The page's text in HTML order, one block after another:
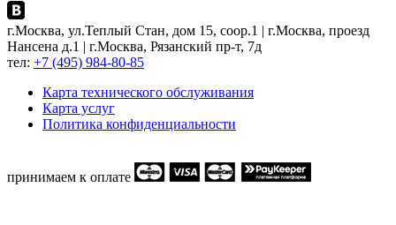
г.Москва, ул.Теплый Стан, дом 15, соор.1 | г.Москва, проезд
Нансена д.1 | г.Москва, Рязанский пр-т, 7д
тел: +7 (495) 984-80-85
Карта технического обслуживания
Карта услуг
Политика конфиденциальности
принимаем к оплате